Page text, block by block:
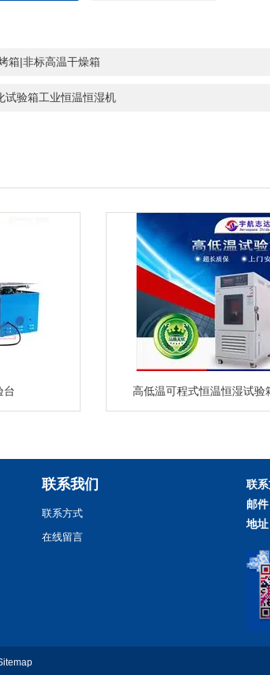
箱|非标高温干燥箱
试验箱工业恒温恒湿机
台 高低温可程式恒温恒湿试验
联系我们
联系方式
在线留言
联
邮件
地址